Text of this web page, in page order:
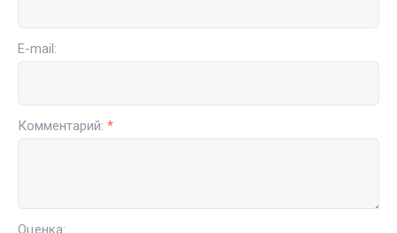
E-mail:
Комментарий: *
Оценка: